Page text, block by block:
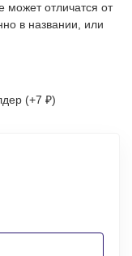
может отличатся от
в названии, или
(+7 ₽)